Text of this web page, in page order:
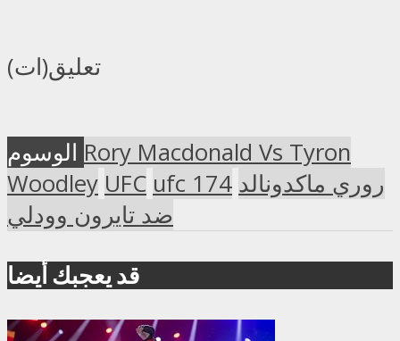
تعليق(ات)
Rory Macdonald Vs Tyron
Woodley UFC ufc 174 روري ماكدونالد
ضد تايرون وودلي
قد يعجبك أيضا